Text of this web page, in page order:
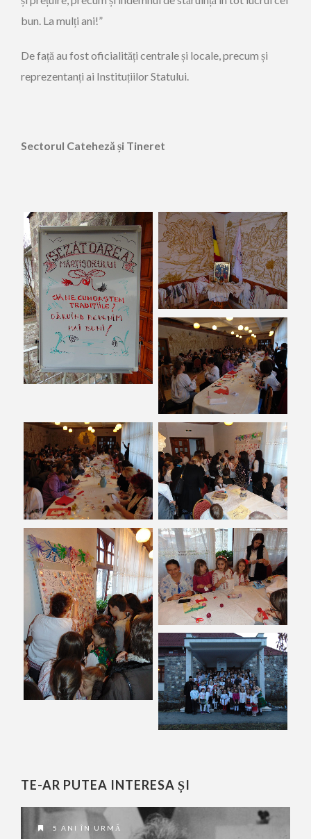
bun. La mulți ani!”
De față au fost oficialități centrale și locale, precum și
reprezentanți ai Instituțiilor Statului.
Sectorul Cateheză și Tineret
TE-AR PUTEA INTERESA ȘI
5 ANI ÎN URMĂ